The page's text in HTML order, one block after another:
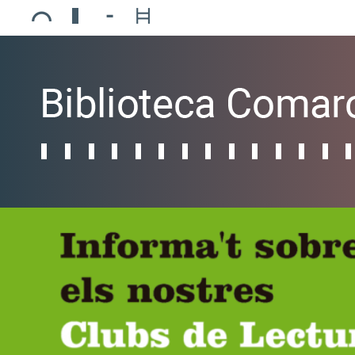
Ajuntament de Mollerussa
Biblioteca Comarcal Jaume Vila
Piscines de Mollerussa